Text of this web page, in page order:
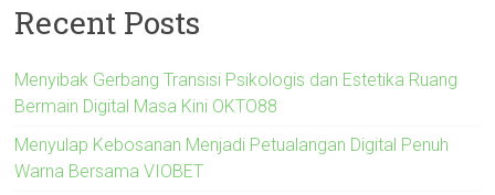
Recent Posts
Menyibak Gerbang Transisi Psikologis dan Estetika Ruang
Bermain Digital Masa Kini OKTO88
Menyulap Kebosanan Menjadi Petualangan Digital Penuh
Warna Bersama VIOBET